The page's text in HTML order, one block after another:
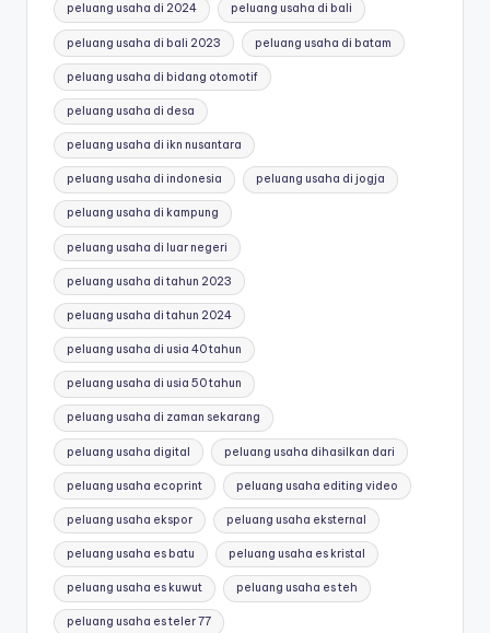
peluang usaha di 2024 peluang usaha di bali
peluang usaha di bali 2023 peluang usaha di batam
peluang usaha di bidang otomotif
peluang usaha di desa
peluang usaha di ikn nusantara
peluang usaha di indonesia peluang usaha di jogja
peluang usaha di kampung
peluang usaha di luar negeri
peluang usaha di tahun 2023
peluang usaha di tahun 2024
peluang usaha di usia 40 tahun
peluang usaha di usia 50 tahun
peluang usaha di zaman sekarang
peluang usaha digital peluang usaha dihasilkan dari
peluang usaha ecoprint peluang usaha editing video
peluang usaha ekspor peluang usaha eksternal
peluang usaha es batu peluang usaha es kristal
peluang usaha es kuwut peluang usaha es teh
peluang usaha es teler 77